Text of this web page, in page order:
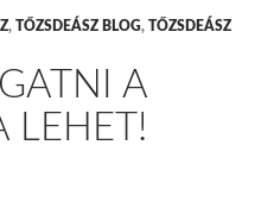
, TŐZSDEÁSZ BLOG, TŐZSDEÁSZ
A
LEHET!